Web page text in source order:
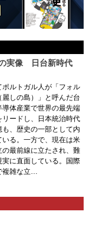
実像 日台新時代
ポルトガル人が「フォル
麗しの島）」と呼んだ台
導体産業で世界の最先端
リードし、日本統治時代
も、歴史の一部として内
いる。一方で、現在は米
の最前線に立たされ、難
実に直面している。国際
複雑な立…